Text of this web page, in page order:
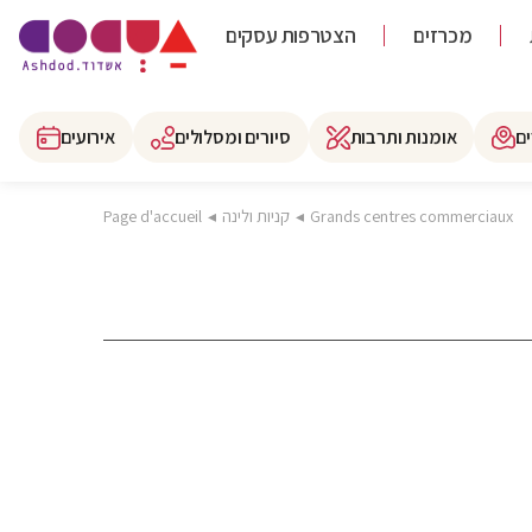
הצטרפות עסקים מכרזים
אירועים סיורים ומסלולים אומנות ותרבות
Page d'accueil ◂ קניות ולינה ◂ Grands centres commerciaux